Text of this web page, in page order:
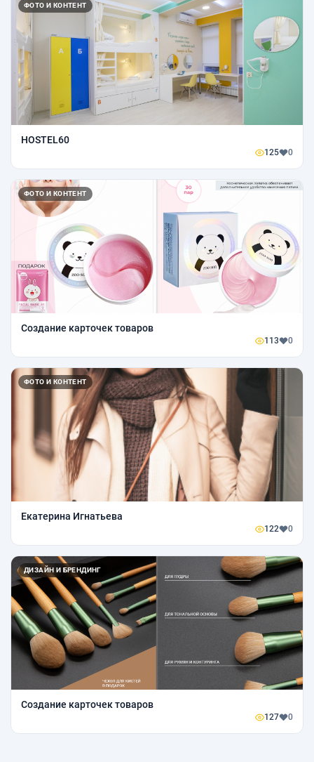
ФОТО И КОНТЕНТ
HOSTEL60
125 0
ФОТО И КОНТЕНТ
Создание карточек товаров
113 0
ФОТО И КОНТЕНТ
Екатерина Игнатьева
122 0
ДИЗАЙН И БРЕНДИНГ
Создание карточек товаров
127 0